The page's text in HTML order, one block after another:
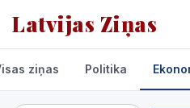
Latvijas Ziņas
ziņas Politika